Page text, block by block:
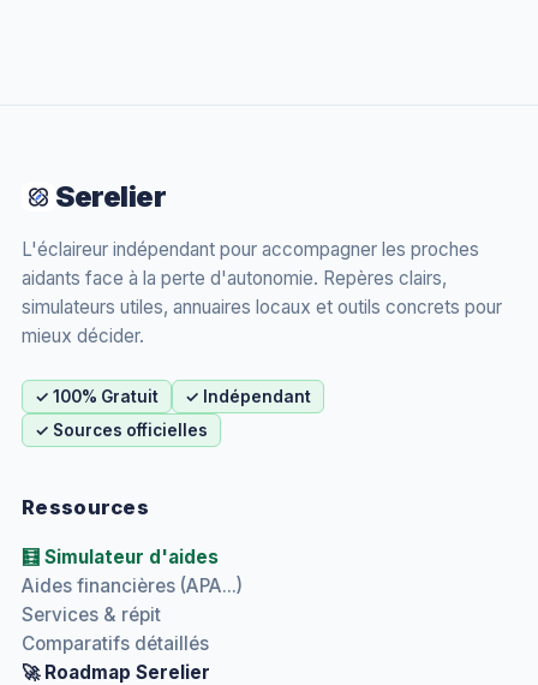
Serelier
L'éclaireur indépendant pour accompagner les proches
aidants face à la perte d'autonomie. Repères clairs,
simulateurs utiles, annuaires locaux et outils concrets pour
mieux décider.
✓ 100% Gratuit
✓ Indépendant
✓ Sources officielles
Ressources
🧮 Simulateur d'aides
Aides financières (APA...)
Services & répit
Comparatifs détaillés
🚀 Roadmap Serelier